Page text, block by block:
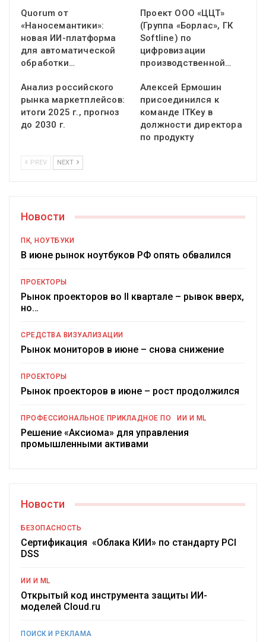
Quorum от
«Наносемантики»:
новая ИИ-платформа
для автоматической
обработки…
Проект ООО «ЦЦТ»
(Группа «Борлас», ГК
Softline) по
цифровизации
производственной…
Анализ российского
рынка маркетплейсов:
итоги 2025 г., прогноз
до 2030 г.
Алексей Ермошин
присоединился к
команде ITKey в
должности директора
по продукту
PREV NEXT
Новости
ПК, НОУТБУКИ
В июне рынок ноутбуков РФ опять обвалился
ПРОЕКТОРЫ
Рынок проекторов во II квартале – рывок вверх,
но…
СРЕДСТВА ВИЗУАЛИЗАЦИИ
Рынок мониторов в июне – снова снижение
ПРОЕКТОРЫ
Рынок проекторов в июне – рост продолжился
ПРОФЕССИОНАЛЬНОЕ ПРИКЛАДНОЕ ПО ИИ И ML
Решение «Аксиома» для управления
промышленными активами
Новости
БЕЗОПАСНОСТЬ
Сертификация «Облака КИИ» по стандарту PCI
DSS
ИИ И ML
Открытый код инструмента защиты ИИ-
моделей Cloud.ru
ПОИСК И РЕКЛАМА